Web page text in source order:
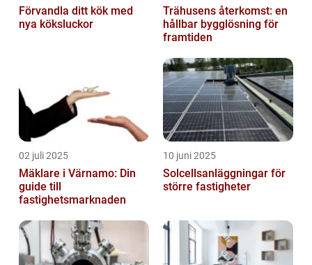
Förvandla ditt kök med
nya köksluckor
Trähusens återkomst: en
hållbar bygglösning för
framtiden
02 juli 2025
Mäklare i Värnamo: Din
guide till
fastighetsmarknaden
10 juni 2025
Solcellsanläggningar för
större fastigheter